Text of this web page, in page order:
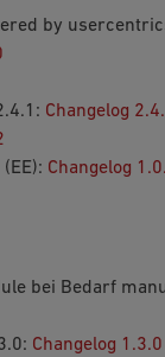
by
Changelog
Changelog
bei Bedarf
Changelog 1.3.0